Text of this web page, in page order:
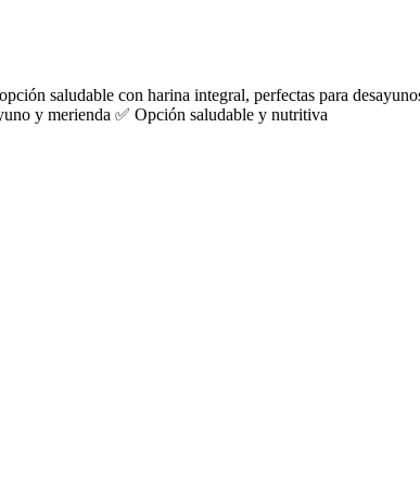
saludable con harina integral, perfectas para
y merienda ✅ Opción saludable y nutritiva